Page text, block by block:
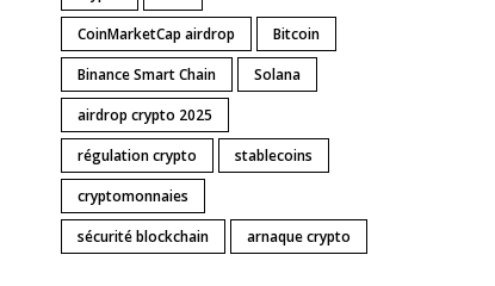
CoinMarketCap airdrop
Bitcoin
Binance Smart Chain
Solana
airdrop crypto 2025
régulation crypto
stablecoins
cryptomonnaies
sécurité blockchain
arnaque crypto